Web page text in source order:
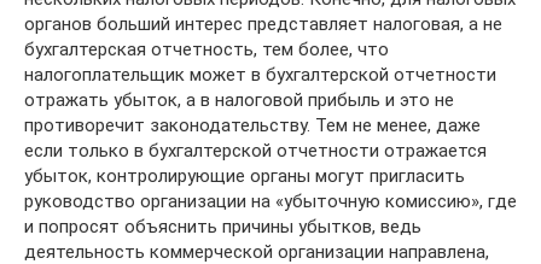
органов больший интерес представляет налоговая, а не
бухгалтерская отчетность, тем более, что
налогоплательщик может в бухгалтерской отчетности
отражать убыток, а в налоговой прибыль и это не
противоречит законодательству. Тем не менее, даже
если только в бухгалтерской отчетности отражается
убыток, контролирующие органы могут пригласить
руководство организации на «убыточную комиссию», где
и попросят объяснить причины убытков, ведь
деятельность коммерческой организации направлена,